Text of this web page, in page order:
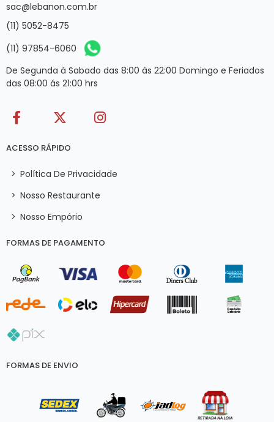
sac@lebanon.com.br
(11) 5052-8475
(11) 97854-6060
De Segunda à Sabado das 8:00 às 22:00 Domingo e Feriados
das 08:00 ás 21:00 hrs
ACESSO RÁPIDO
> Política De Privacidade
> Nosso Restaurante
> Nosso Empório
FORMAS DE PAGAMENTO
FORMAS DE ENVIO